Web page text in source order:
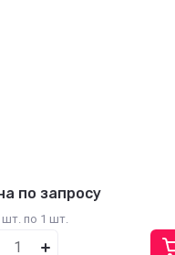
по запросу
шт. по 1 шт.